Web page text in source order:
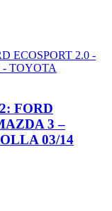
FORD
3 –
03/14